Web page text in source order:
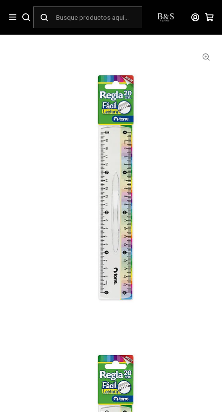
Regla plástica 20 cm con manilla Torre